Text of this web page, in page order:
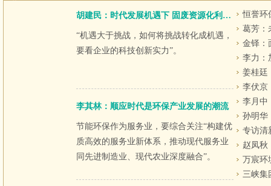
胡建民：时代发展机遇下 固废资源化利用领域寻突破！
“机遇大于挑战，如何将挑战转化成机遇，
要看企业的科技创新实力”。
李其林：顺应时代是环保产业发展的潮流
节能环保作为服务业，要综合关注“构建优
质高效的服务业新体系，推动现代服务业
同先进制造业、现代农业深度融合”。
孙明华